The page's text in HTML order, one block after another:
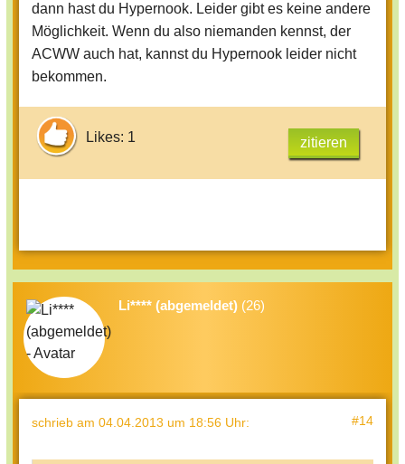
dann hast du Hypernook. Leider gibt es keine andere
Möglichkeit. Wenn du also niemanden kennst, der
ACWW auch hat, kannst du Hypernook leider nicht
bekommen.
Likes: 1 zitieren
Li**** (abgemeldet) (26)
schrieb am 04.04.2013 um 18:56 Uhr: #14